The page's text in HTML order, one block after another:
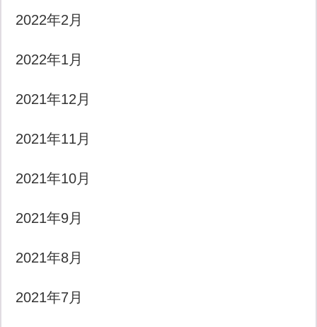
2022年2月
2022年1月
2021年12月
2021年11月
2021年10月
2021年9月
2021年8月
2021年7月